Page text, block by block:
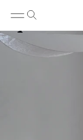
Köp & Info